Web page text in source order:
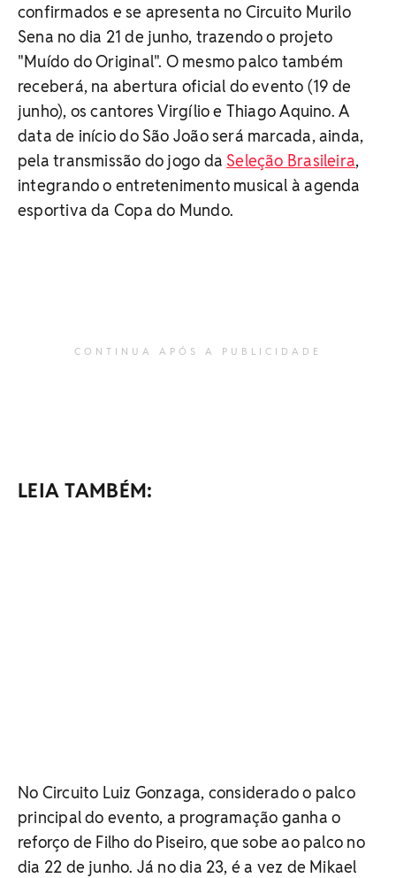
confirmados e se apresenta no Circuito Murilo
Sena no dia 21 de junho, trazendo o projeto
"Muído do Original". O mesmo palco também
receberá, na abertura oficial do evento (19 de
junho), os cantores Virgílio e Thiago Aquino. A
data de início do São João será marcada, ainda,
pela transmissão do jogo da Seleção Brasileira,
integrando o entretenimento musical à agenda
esportiva da Copa do Mundo.
CONTINUA APÓS A PUBLICIDADE
LEIA TAMBÉM:
No Circuito Luiz Gonzaga, considerado o palco
principal do evento, a programação ganha o
reforço de Filho do Piseiro, que sobe ao palco no
dia 22 de junho. Já no dia 23, é a vez de Mikael